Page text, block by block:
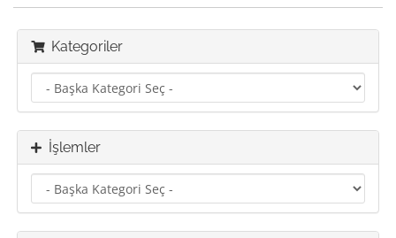
Kategoriler
İşlemler